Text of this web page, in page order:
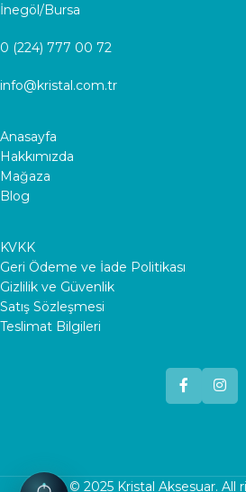
İnegöl/Bursa
0 (224) 777 00 72
info@kristal.com.tr
Anasayfa
Hakkımızda
Mağaza
Blog
KVKK
Geri Ödeme ve İade Politikası
Gizlilik ve Güvenlik
Satış Sözleşmesi
Teslimat Bilgileri
© 2025 Kristal Aksesuar. All